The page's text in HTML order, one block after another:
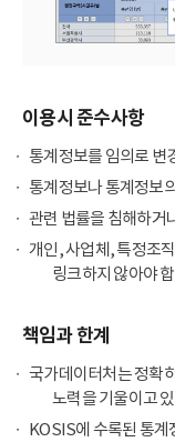
이용시 준수사항
통계정보를 임의로 변
통계정보나 통계정보
관련 법률을 침해하거
개인, 사업체, 특정조
링크하지 않아야
책임과 한계
국가데이터처는 정확
노력을 기울이고
KOSIS에 수록된 통계